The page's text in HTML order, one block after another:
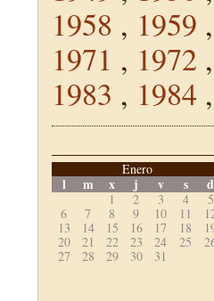
1958 , 1959 ,
1971 , 1972 ,
1983 , 1984 ,
Enero
l m x j v s d
1 2 3 4
5
6
7 8 9 10 11
13
14 15 16 17 18
20
21 22 23 24 25
27
28 29 30 31